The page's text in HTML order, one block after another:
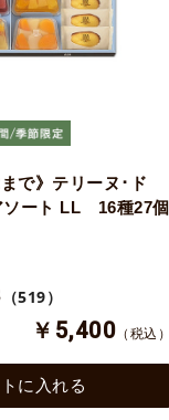
で》テリーヌ･ド
ソート LL 16種27個
（519）
￥5,400 （税込）
に入れる